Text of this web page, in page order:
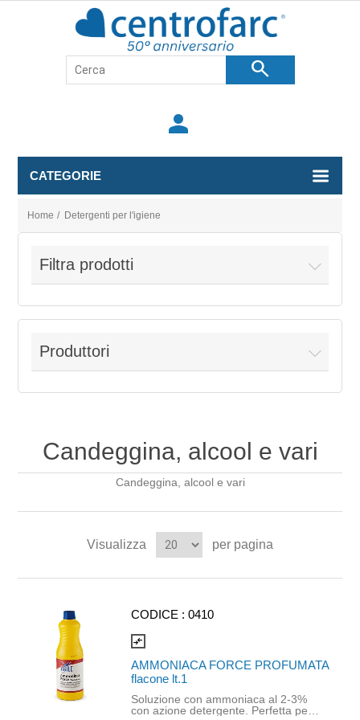
search
person
CATEGORIE
Home / Detergenti per l'igiene
Filtra prodotti
Produttori
Candeggina, alcool e vari
Candeggina, alcool e vari
Visualizza per pagina
CODICE :0410
compare_arrows
AMMONIACA FORCE PROFUMATA
flacone lt.1
Soluzione con ammoniaca al 2-3%
con azione detergente. Perfetta per